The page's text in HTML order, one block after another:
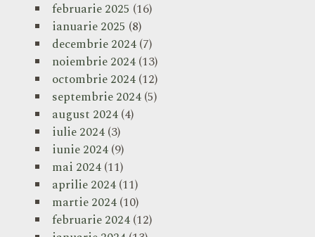
februarie 2025 (16)
ianuarie 2025 (8)
decembrie 2024(7)
noiembrie 2024(13)
octombrie 2024(12)
septembrie 2024(5)
august 2024(4)
iulie 2024(3)
iunie 2024(9)
mai 2024(11)
aprilie 2024(11)
martie 2024(10)
februarie 2024(12)